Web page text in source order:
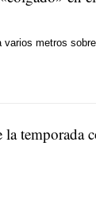
varios metros
temporada